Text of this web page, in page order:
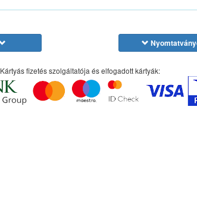
Kártyás fizetés szolgáltatója és elfogadott kártyák: